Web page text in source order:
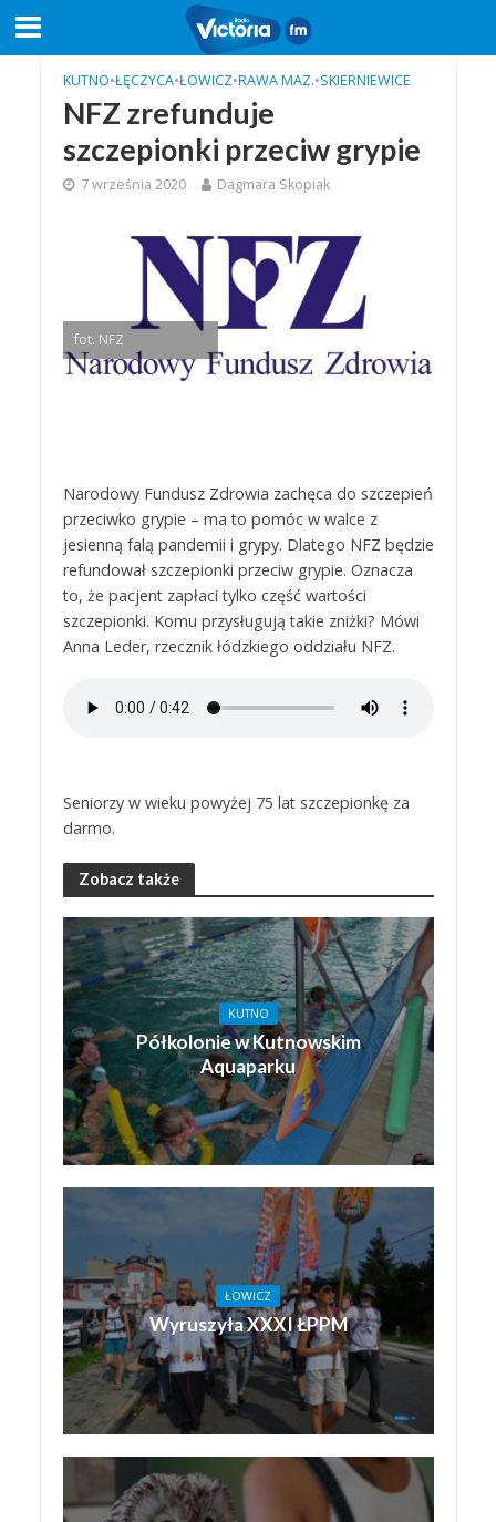
KUTNO•ŁĘCZYCA•ŁOWICZ•RAWA MAZ.•SKIERNIEWICE
NFZ zrefunduje
szczepionki przeciw grypie
7 września 2020 Dagmara Skopiak
fot. NFZ
Narodowy Fundusz Zdrowia zachęca do szczepień
przeciwko grypie – ma to pomóc w walce z
jesienną falą pandemii i grypy. Dlatego NFZ będzie
refundował szczepionki przeciw grypie. Oznacza
to, że pacjent zapłaci tylko część wartości
szczepionki. Komu przysługują takie zniżki? Mówi
Anna Leder, rzecznik łódzkiego oddziału NFZ.
Seniorzy w wieku powyżej 75 lat szczepionkę za
darmo.
Zobacz także
KUTNO
Półkolonie w Kutnowskim
Aquaparku
ŁOWICZ
Wyruszyła XXXI ŁPPM